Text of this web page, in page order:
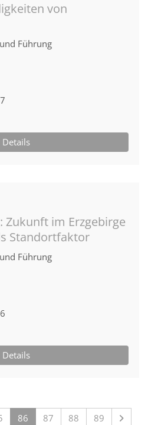
von
Führung
Details
Zukunft im Erzgebirge
Standortfaktor
Führung
Details
86 87 88 89